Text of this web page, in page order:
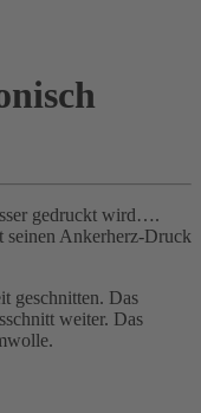
gedruckt wird….
seinen Ankerherz-Druck
geschnitten. Das
weiter. Das